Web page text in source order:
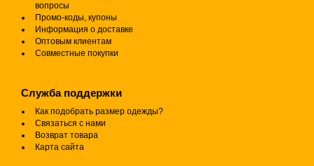
вопросы
Промо-коды, купоны
Информация о доставке
Оптовым клиентам
Совместные покупки
Служба поддержки
Как подобрать размер одежды?
Связаться с нами
Возврат товара
Карта сайта